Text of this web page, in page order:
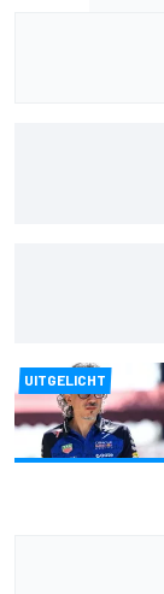
UITGELICHT